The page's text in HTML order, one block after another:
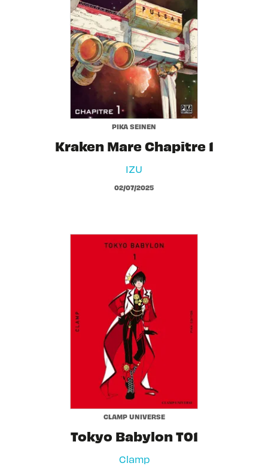
PIKA SEINEN
Kraken Mare Chapitre 1
IZU
02/07/2025
CLAMP UNIVERSE
Tokyo Babylon T01
Clamp